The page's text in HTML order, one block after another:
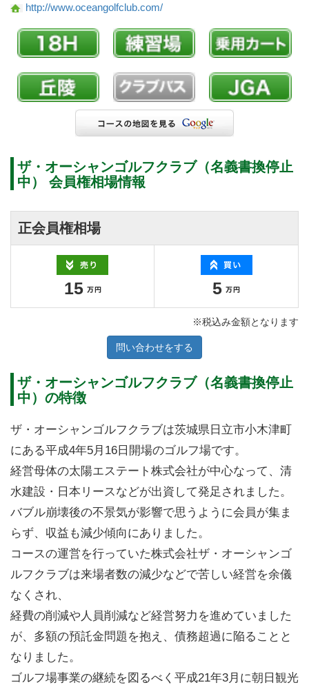
http://www.oceangolfclub.com/
ザ・オーシャンゴルフクラブ（名義書換停止
中） 会員権相場情報
正会員権相場
15 5
※税込み金額となります
問い合わせをする
ザ・オーシャンゴルフクラブ（名義書換停止
中）の特徴
ザ・オーシャンゴルフクラブは茨城県日立市小木津町
にある平成4年5月16日開場のゴルフ場です。
経営母体の太陽エステート株式会社が中心なって、清
水建設・日本リースなどが出資して発足されました。
バブル崩壊後の不景気が影響で思うように会員が集ま
らず、収益も減少傾向にありました。
コースの運営を行っていた株式会社ザ・オーシャンゴ
ルフクラブは来場者数の減少などで苦しい経営を余儀
なくされ、
経費の削減や人員削減など経営努力を進めていました
が、多額の預託金問題を抱え、債務超過に陥ることと
なりました。
ゴルフ場事業の継続を図るべく平成21年3月に朝日観光